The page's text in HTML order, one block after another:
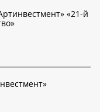
«21-й